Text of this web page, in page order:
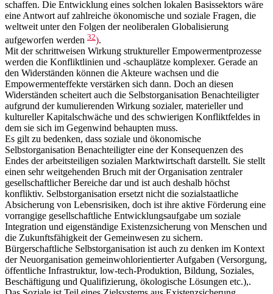
schaffen. Die Entwicklung eines solchen lokalen Basissektors wäre
eine Antwort auf zahlreiche ökonomische und soziale Fragen, die
weltweit unter den Folgen der neoliberalen Globalisierung
aufgeworfen werden 32).
Mit der schrittweisen Wirkung struktureller Empowermentprozesse
werden die Konfliktlinien und -schauplätze komplexer. Gerade an
den Widerständen können die Akteure wachsen und die
Empowermenteffekte verstärken sich dann. Doch an diesen
Widerständen scheitert auch die Selbstorganisation Benachteiligter
aufgrund der kumulierenden Wirkung sozialer, materieller und
kultureller Kapitalschwäche und des schwierigen Konfliktfeldes in
dem sie sich im Gegenwind behaupten muss.
Es gilt zu bedenken, dass soziale und ökonomische
Selbstorganisation Benachteiligter eine der Konsequenzen des
Endes der arbeitsteiligen sozialen Marktwirtschaft darstellt. Sie stellt
einen sehr weitgehenden Bruch mit der Organisation zentraler
gesellschaftlicher Bereiche dar und ist auch deshalb höchst
konfliktiv. Selbstorganisation ersetzt nicht die sozialstaatliche
Absicherung von Lebensrisiken, doch ist ihre aktive Förderung eine
vorrangige gesellschaftliche Entwicklungsaufgabe um soziale
Integration und eigenständige Existenzsicherung von Menschen und
die Zukunftsfähigkeit der Gemeinwesen zu sichern.
Bürgerschaftliche Selbstorganisation ist auch zu denken im Kontext
der Neuorganisation gemeinwohlorientierter Aufgaben (Versorgung,
öffentliche Infrastruktur, low-tech-Produktion, Bildung, Soziales,
Beschäftigung und Qualifizierung, ökologische Lösungen etc.),.